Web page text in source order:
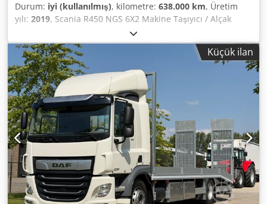
Durum: iyi (kullanılmış), kilometre: 638.000 km, Üretim
yılı: 2019, Scania R450 NGS 6X2 Makine Taşıyıcı / Alçak
Yükleme Kamyonu Euro 6 Otomatik - Full Air - 2019 638 bin
km, Muayene geçerli: 12-2026!! Hollanda plakalı, hemen
kullanılabilir! Uzunluk: 790 cm Genişlik: 254 cm Yükseklik:
116,5 cm Yük kapasitesi: 14.017 kg Sürekli stok, web
sitemize bakınız. Fiyatlar Nuland çıkışlıdır. Video WhatsApp
ile gönderilebilir. Finansal kiralama? Olanakları
sorabilirsiniz. Van de Wert Trading B.V., değişen makine,
kamyon, treyler ve ekipman stoğuna sahiptir. Tüm
teslimatlarımız ticari fiyatlarla ve GARANTİSİZ AS-IS
koşullarında yapılmaktadır (genel şartlarımıza bakınız).
Görmek veya test sürüşü yapmak için randevu alabilirsiniz;
önceden arayınız, sürekli ofiste olmayabiliriz. Van de Wert
Trading B.V. Codszqhkpopfx Adtoha Bedrijfsstraat 3 5391
LR Nuland
Küçük ilan